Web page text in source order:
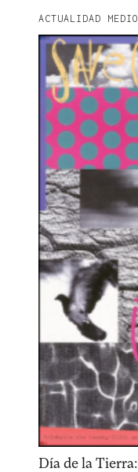
ACTUALIDAD
Día de la